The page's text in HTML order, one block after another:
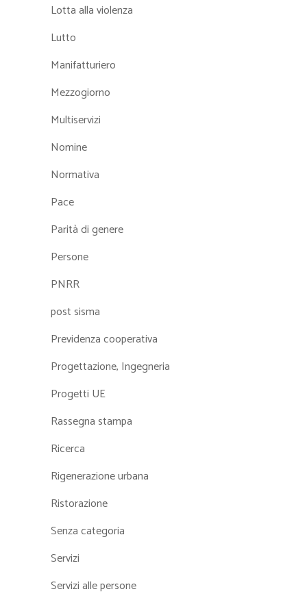
Lotta alla violenza
Lutto
Manifatturiero
Mezzogiorno
Multiservizi
Nomine
Normativa
Pace
Parità di genere
Persone
PNRR
post sisma
Previdenza cooperativa
Progettazione, Ingegneria
Progetti UE
Rassegna stampa
Ricerca
Rigenerazione urbana
Ristorazione
Senza categoria
Servizi
Servizi alle persone